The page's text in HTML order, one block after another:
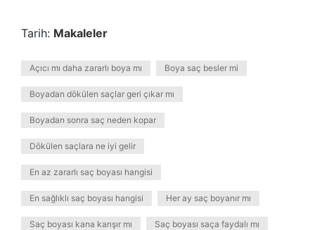
Tarih: Makaleler
Açıcı mı daha zararlı boya mı Boya saç besler mi
Boyadan dökülen saçlar geri çıkar mı
Boyadan sonra saç neden kopar
Dökülen saçlara ne iyi gelir
En az zararlı saç boyası hangisi
En sağlıklı saç boyası hangisi Her ay saç boyanır mı
Saç boyası kana karışır mı Saç boyası saça faydalı mı